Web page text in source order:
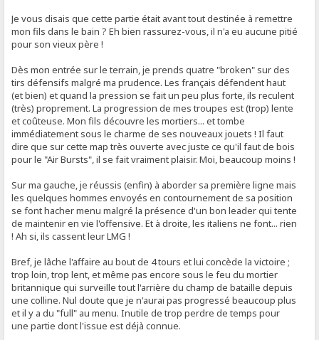
Je vous disais que cette partie était avant tout destinée à remettre
mon fils dans le bain ? Eh bien rassurez-vous, il n'a eu aucune pitié
pour son vieux père !
Dès mon entrée sur le terrain, je prends quatre "broken" sur des
tirs défensifs malgré ma prudence. Les français défendent haut
(et bien) et quand la pression se fait un peu plus forte, ils reculent
(très) proprement. La progression de mes troupes est (trop) lente
et coûteuse. Mon fils découvre les mortiers... et tombe
immédiatement sous le charme de ses nouveaux jouets ! Il faut
dire que sur cette map très ouverte avec juste ce qu'il faut de bois
pour le "Air Bursts", il se fait vraiment plaisir. Moi, beaucoup moins !
Sur ma gauche, je réussis (enfin) à aborder sa première ligne mais
les quelques hommes envoyés en contournement de sa position
se font hacher menu malgré la présence d'un bon leader qui tente
de maintenir en vie l'offensive. Et à droite, les italiens ne font... rien
! Ah si, ils cassent leur LMG !
Bref, je lâche l'affaire au bout de 4 tours et lui concède la victoire ;
trop loin, trop lent, et même pas encore sous le feu du mortier
britannique qui surveille tout l'arrière du champ de bataille depuis
une colline. Nul doute que je n'aurai pas progressé beaucoup plus
et il y a du "full" au menu. Inutile de trop perdre de temps pour
une partie dont l'issue est déjà connue.